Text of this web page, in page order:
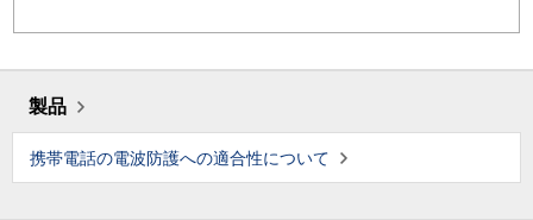
製品
携帯電話の電波防護への適合性について